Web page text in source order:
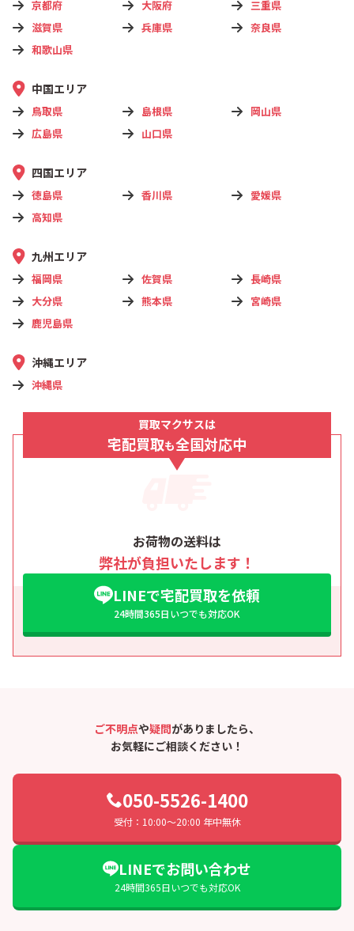
京都府 大阪府
三重県
滋賀県
兵庫県
奈良県
和歌山県
中国エリア
鳥取県 島根県
岡山県
広島県
山口県
四国エリア
徳島県 香川県
愛媛県
高知県
九州エリア
福岡県 佐賀県
長崎県
大分県
熊本県
宮崎県
鹿児島県
沖縄エリア
沖縄県
買取マクサスは
宅配買取も全国対応中
お荷物の送料は
弊社が負担いたします！
LINEで宅配買取を依頼
24時間365日いつでも対応OK
ご不明点や疑問がありましたら、
お気軽にご相談ください！
050-5526-1400
受付：10:00〜20:00 年中無休
LINEでお問い合わせ
24時間365日いつでも対応OK